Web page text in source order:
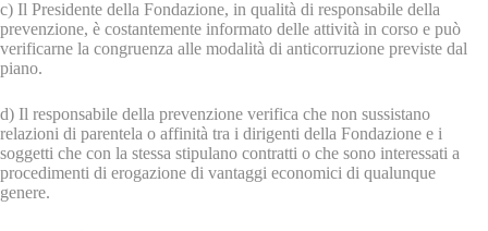
c) Il Presidente della Fondazione, in qualità di responsabile della
prevenzione, è costantemente informato delle attività in corso e può
verificarne la congruenza alle modalità di anticorruzione previste dal
piano.
d) Il responsabile della prevenzione verifica che non sussistano
relazioni di parentela o affinità tra i dirigenti della Fondazione e i
soggetti che con la stessa stipulano contratti o che sono interessati a
procedimenti di erogazione di vantaggi economici di qualunque
genere.